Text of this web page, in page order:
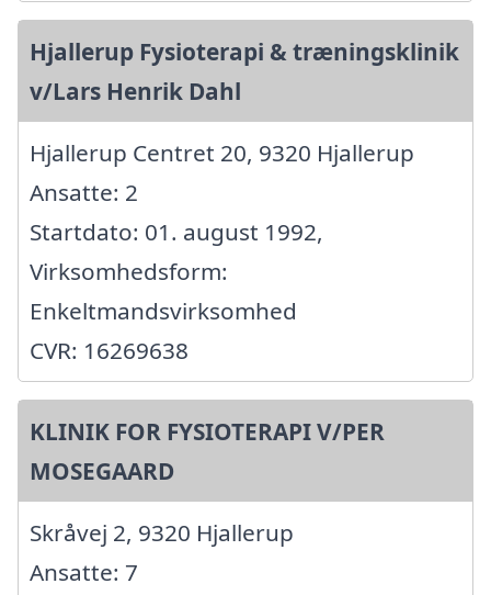
Hjallerup Fysioterapi & træningsklinik
v/Lars Henrik Dahl
Hjallerup Centret 20, 9320 Hjallerup
Ansatte: 2
Startdato: 01. august 1992,
Virksomhedsform:
Enkeltmandsvirksomhed
CVR: 16269638
KLINIK FOR FYSIOTERAPI V/PER
MOSEGAARD
Skråvej 2, 9320 Hjallerup
Ansatte: 7